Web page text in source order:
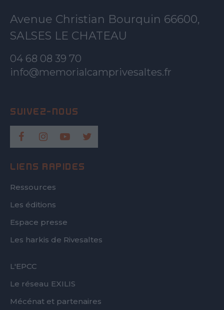
Avenue Christian Bourquin 66600,
SALSES LE CHATEAU
04 68 08 39 70
info@memorialcamprivesaltes.fr
LIENS RAPIDES
Ressources
Les éditions
Espace presse
Les harkis de Rivesaltes
FOOTER
L'EPCC
Le réseau EXILIS
Mécénat et partenaires